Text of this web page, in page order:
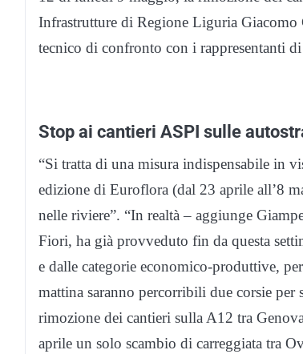
Infrastrutture di Regione Liguria
tecnico di confronto con i rappresentanti
Stop ai cantieri ASPI sulle
“Si tratta di una misura indispensabile in
edizione di Euroflora (dal 23 aprile all’8
nelle riviere”. “In realtà – aggiunge
Fiori, ha già provveduto fin da questa
e dalle categorie economico-produttive,
mattina saranno percorribili due corsie per
rimozione dei cantieri sulla A12 tra
aprile un solo scambio di carreggiata tra